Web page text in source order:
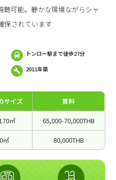
聴可能。静かな環境ながらシャ
保されています
トンロー駅まで徒歩27分
2011年築
サイズ 賃料
㎡ 65,000-70,000THB
㎡ 80,000THB